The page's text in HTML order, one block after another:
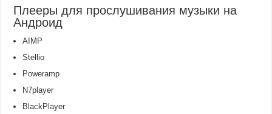
Плееры для прослушивания музыки на
Андроид
AIMP
Stellio
Poweramp
N7player
BlackPlayer